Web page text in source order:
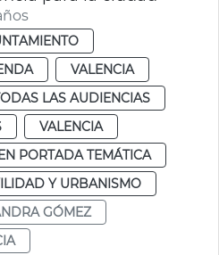
VALENCIA
LAS AUDIENCIAS
VALENCIA
PORTADA TEMÁTICA
Y URBANISMO
GÓMEZ